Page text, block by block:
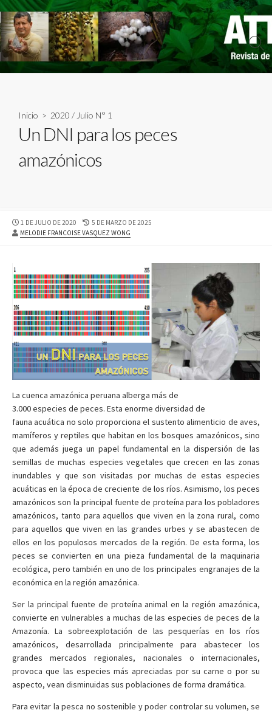
Skip
to
content
Inicio > 2020 / Julio N° 1
Un DNI para los peces
amazónicos
PUBLISHED
DATE
1 DE JULIO DE 2020
LAST
MODIFIED
5 DE MARZO DE 2025
AUTHOR
MELODIE FRANCOISE VASQUEZ WONG
La cuenca amazónica peruana alberga más de
3.000 especies de peces. Esta enorme diversidad de
fauna acuática no solo proporciona el sustento alimenticio de aves,
mamíferos y reptiles que habitan en los bosques amazónicos, sino
que además juega un papel fundamental en la dispersión de las
semillas de muchas especies vegetales que crecen en las zonas
inundables y que son visitadas por muchas de estas especies
acuáticas en la época de creciente de los ríos. Asimismo, los peces
amazónicos son la principal fuente de proteína para los pobladores
amazónicos, tanto para aquellos que viven en la zona rural, como
para aquellos que viven en las grandes urbes y se abastecen de
ellos en los populosos mercados de la región. De esta forma, los
peces se convierten en una pieza fundamental de la maquinaria
ecológica, pero también en uno de los principales engranajes de la
económica en la región amazónica.
Ser la principal fuente de proteína animal en la región amazónica,
convierte en vulnerables a muchas de las especies de peces de la
Amazonía. La sobreexplotación de las pesquerías en los ríos
amazónicos, desarrollada principalmente para abastecer los
grandes mercados regionales, nacionales o internacionales,
provoca que las especies más apreciadas por su carne o por su
aspecto, vean disminuidas sus poblaciones de forma dramática.
Para evitar la pesca no sostenible y poder controlar su volumen, se